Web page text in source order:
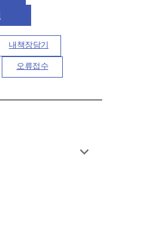
내책장담기
오류접수